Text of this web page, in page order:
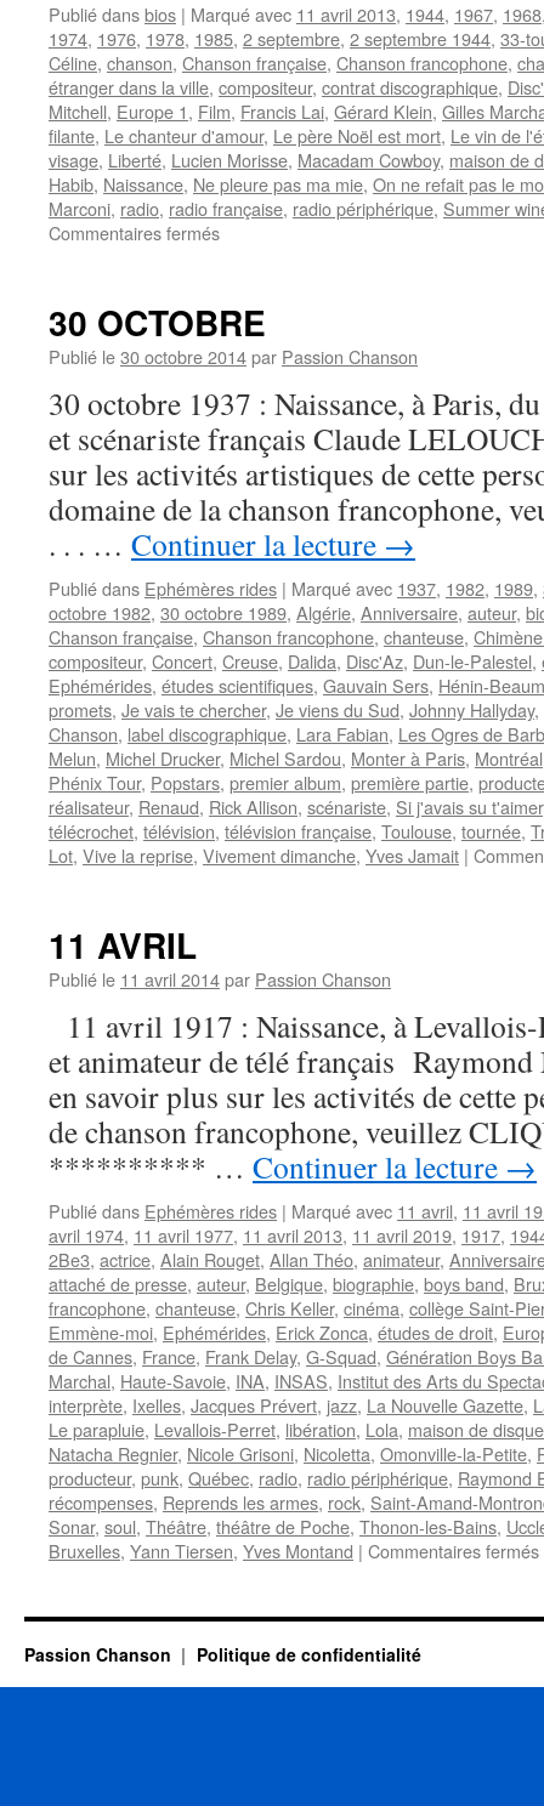
Publié dansbios | Marqué avec 11 avril 2013, 1944, 1967, 1968
1974, 1976, 1978, 1985, 2 septembre, 2 septembre 1944, 33-
Céline, chanson, Chanson française, Chanson francophone,
étranger dans la ville, compositeur, contrat discographique,
Mitchell, Europe 1, Film, Francis Lai, Gérard Klein, Gilles
filante, Le chanteur d'amour, Le père Noël est mort, Le vin de
visage, Liberté, Lucien Morisse, Macadam Cowboy, maison de
Habib, Naissance, Ne pleure pas ma mie, On ne refait pas le
Marconi, radio, radio française, radio périphérique, Summer
Commentaires ferméssur
30 OCTOBRE
Publié le30 octobre 2014par Passion Chanson
30 octobre 1937 : Naissance, à Paris,
et scénariste français Claude
sur les activités artistiques de cette
domaine de la chanson francophone,
. . . … Continuer la lecture →
Publié dans Ephémères rides | Marqué avec 1937, 1982, 1989,
octobre 1982, 30 octobre 1989, Algérie, Anniversaire, auteur,
Chanson française, Chanson francophone, chanteuse,
compositeur, Concert, Creuse, Dalida, Disc'Az, Dun-le-Palestel,
Ephémérides, études scientifiques, Gauvain Sers, Hénin-
promets, Je vais te chercher, Je viens du Sud, Johnny Hallyday,
Chanson, label discographique, Lara Fabian, Les Ogres de
Melun, Michel Drucker, Michel Sardou, Monter à Paris, Montréal
Phénix Tour, Popstars, premier album, première partie,
réalisateur, Renaud, Rick Allison, scénariste, Si j'avais su t'aimer
télécrochet, télévision, télévision française, Toulouse, tournée,
Lot, Vive la reprise, Vivement dimanche, Yves Jamait |
11 AVRIL
Publié le 11 avril 2014par Passion Chanson
11 avril 1917 : Naissance, à
et animateur de télé français
en savoir plus sur les activités de cette
de chanson francophone, veuillez
********** … Continuer la lecture →
Publié dans Ephémères rides | Marqué avec 11 avril, 11 avril
avril 1974, 11 avril 1977, 11 avril 2013, 11 avril 2019, 1917,
2Be3, actrice, Alain Rouget, Allan Théo, animateur,
attaché de presse, auteur, Belgique, biographie, boys band,
francophone, chanteuse, Chris Keller, cinéma, collège Saint-
Emmène-moi, Ephémérides, Erick Zonca, études de droit,
de Cannes, France, Frank Delay, G-Squad, Génération Boys
Marchal, Haute-Savoie, INA, INSAS, Institut des Arts du
interprète, Ixelles, Jacques Prévert, jazz, La Nouvelle Gazette,
Le parapluie, Levallois-Perret, libération, Lola, maison de
Natacha Regnier, Nicole Grisoni, Nicoletta, Omonville-la-Petite,
producteur, punk, Québec, radio, radio périphérique, Raymond
récompenses, Reprends les armes, rock, Saint-Amand-
Sonar, soul, Théâtre, théâtre de Poche, Thonon-les-Bains,
Bruxelles, Yann Tiersen, Yves Montand | Commentaires fermés
Passion Chanson Politique de confidentialité